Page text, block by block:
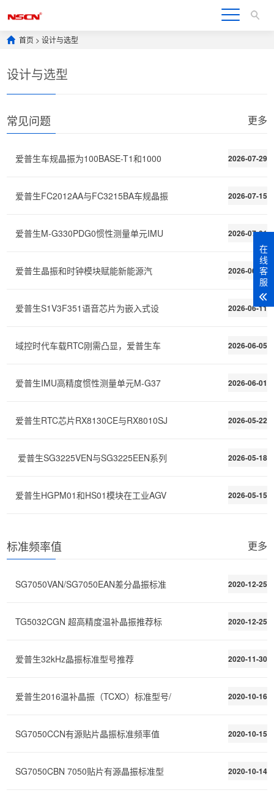
首页 >设计与选型
设计与选型
常见问题 更多
2026-07-29
爱普生车规晶振为100BASE-T1和1000
2026-07-15
爱普生FC2012AA与FC3215BA车规晶振
2026-07-01
爱普生M-G330PDG0惯性测量单元IMU
2026-06-15
爱普生晶振和时钟模块赋能新能源汽
2026-06-11
爱普生S1V3F351语音芯片为嵌入式设
2026-06-05
域控时代车载RTC刚需凸显，爱普生车
2026-06-01
爱普生IMU高精度惯性测量单元M-G37
2026-05-22
爱普生RTC芯片RX8130CE与RX8010SJ
2026-05-18
爱普生SG3225VEN与SG3225EEN系列
2026-05-15
爱普生HGPM01和HS01模块在工业AGV
标准频率值 更多
2020-12-25
SG7050VAN/SG7050EAN差分晶振标准
2020-12-25
TG5032CGN 超高精度温补晶振推荐标
2020-11-30
爱普生32kHz晶振标准型号推荐
2020-10-16
爱普生2016温补晶振（TCXO）标准型号/
2020-10-15
SG7050CCN有源贴片晶振标准频率值
2020-10-14
SG7050CBN 7050贴片有源晶振标准型
在
线
客
服